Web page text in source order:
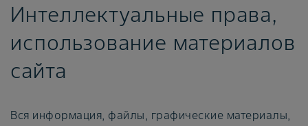
Интеллектуальные права,
использование материалов
сайта
Вся информация, файлы, графические материалы,